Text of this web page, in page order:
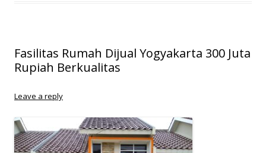
Fasilitas Rumah Dijual Yogyakarta 300 Juta
Rupiah Berkualitas
Leave a reply